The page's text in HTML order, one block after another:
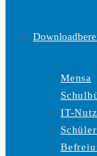
Mensa
IT-